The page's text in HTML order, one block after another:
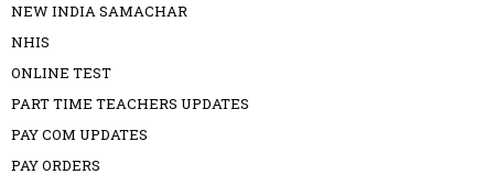
NEW INDIA SAMACHAR
NHIS
ONLINE TEST
PART TIME TEACHERS UPDATES
PAY COM UPDATES
PAY ORDERS